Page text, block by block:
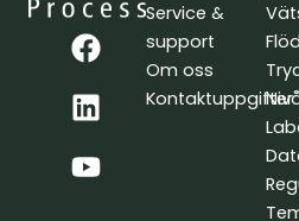
F
a
c
e
b
o
L
i
n
k
e
d
Y
o
u
t
u
b
Service &
support
Om oss
Kontaktuppgifter